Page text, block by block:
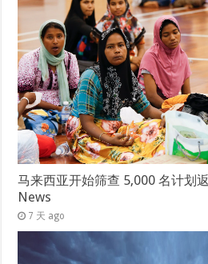
马来西亚开始筛查 5,000 名计划
News
7 天 ago